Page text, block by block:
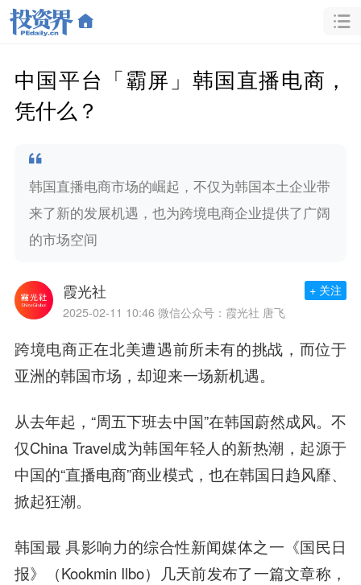
中国平台「霸屏」韩国直播电商，
凭什么？
韩国直播电商市场的崛起，不仅为韩国本土企业带
来了新的发展机遇，也为跨境电商企业提供了广阔
的市场空间
霞光社
2025-02-11 10:46 微信公众号：霞光社 唐飞
+ 关注
跨境电商正在北美遭遇前所未有的挑战，而位于
亚洲的韩国市场，却迎来一场新机遇。
从去年起，“周五下班去中国”在韩国蔚然成风。不
仅China Travel成为韩国年轻人的新热潮，起源于
中国的“直播电商”商业模式，也在韩国日趋风靡、
掀起狂潮。
韩国最 具影响力的综合性新闻媒体之一《国民日
报》（Kookmin Ilbo）几天前发布了一篇文章称，